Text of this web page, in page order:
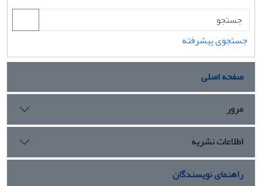
جستجوی پیشرفته
صفحه اصلی
مرور
اطلاعات نشریه
راهنمای نویسندگان